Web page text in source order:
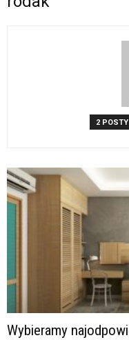
2 POSTY
Wybieramy